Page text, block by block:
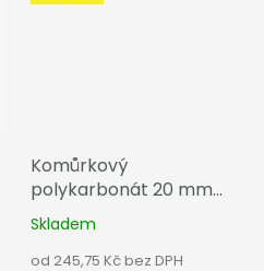
Komůrkový
polykarbonát 20 mm
čirá
Skladem
od 245,75 Kč bez DPH